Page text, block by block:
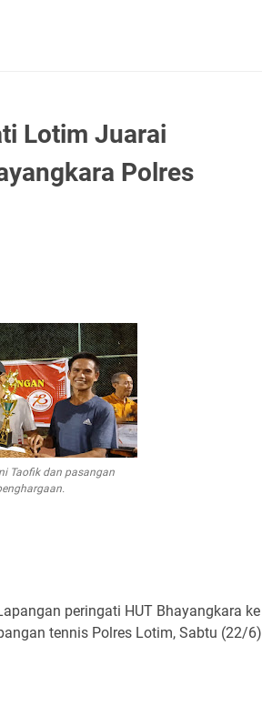
Lotim Juarai
Polres
Taofik dan pasangan
peringati HUT Bhayangkara ke
tennis Polres Lotim, Sabtu (22/6)